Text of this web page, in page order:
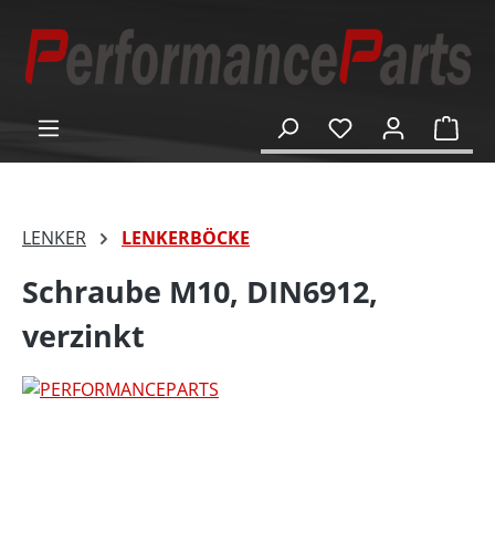
springen
LENKER LENKERBÖCKE
Schraube M10, DIN6912,
verzinkt